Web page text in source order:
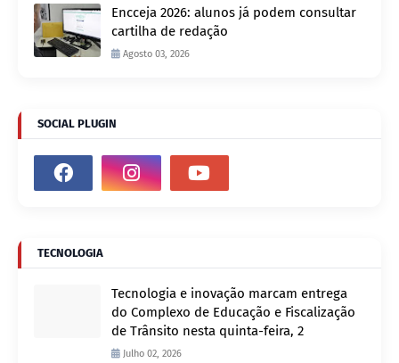
Encceja 2026: alunos já podem consultar
cartilha de redação
Agosto 03, 2026
SOCIAL PLUGIN
TECNOLOGIA
Tecnologia e inovação marcam entrega
do Complexo de Educação e Fiscalização
de Trânsito nesta quinta-feira, 2
Julho 02, 2026